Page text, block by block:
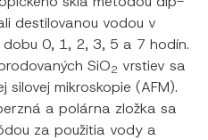
destilovanou vodou v
0, 1, 2, 3, 5 a 7 hodín.
SiO2 vrstiev sa
mikroskopie (AFM).
a polárna zložka sa
za použitia vody a